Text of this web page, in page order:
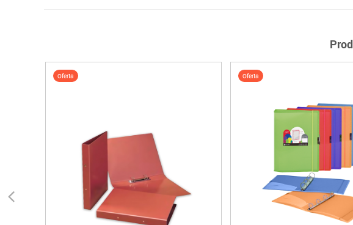
Oferta Oferta